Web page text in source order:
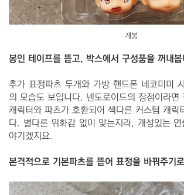
개봉
봉인 테이프를 뜯고, 박스에서 구성품을 꺼내봅
추가 표정파츠 두개와 가방 핸드폰 네코미미
의 모습도 보입니다. 넨도로이드의 장점이라면
캐릭터와 파츠가 호환되어 색다른 커스텀 캐릭
다. 별다른 위화감 없이 맞는지라, 개성있는 연
야기겠지요.
본격적으로 기본파츠를 뜯어 표정을 바꿔주기